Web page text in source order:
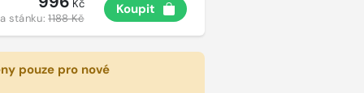
Kč
stánku:1188 Kč
Koupit
pouze pro nové